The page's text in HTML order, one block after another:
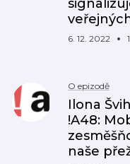
6. 12. 2022
O epizodě
Ilona
!A48:
naše